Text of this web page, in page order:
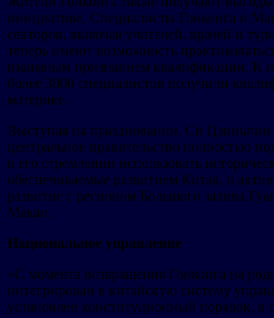
инициативе. Специалисты Гонконга и
секторов, включая учителей, врачей и
теперь имеют возможность
взаимным признанием квалификации. К
более 3000 специалистов получили
материке.
Выступая на праздновании, Си Цзиньпин
центральное правительство полностью
в его стремлении использовать
обеспечиваемые развитием Китая, и
развитие с регионом Большого залива
Макао.
Национальное управление
«С момента возвращения Гонконга на
интегрирован в китайскую систему
установлен конституционный порядок, в